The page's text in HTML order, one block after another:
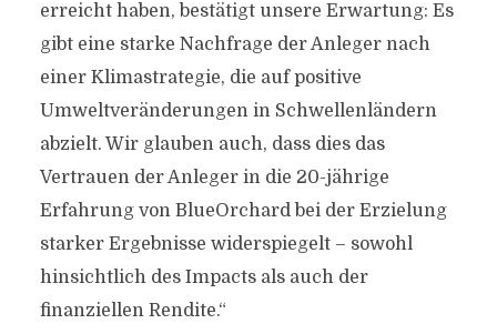
erreicht haben, bestätigt unsere Erwartung: Es
gibt eine starke Nachfrage der Anleger nach
einer Klimastrategie, die auf positive
Umweltveränderungen in Schwellenländern
abzielt. Wir glauben auch, dass dies das
Vertrauen der Anleger in die 20-jährige
Erfahrung von BlueOrchard bei der Erzielung
starker Ergebnisse widerspiegelt – sowohl
hinsichtlich des Impacts als auch der
finanziellen Rendite.“